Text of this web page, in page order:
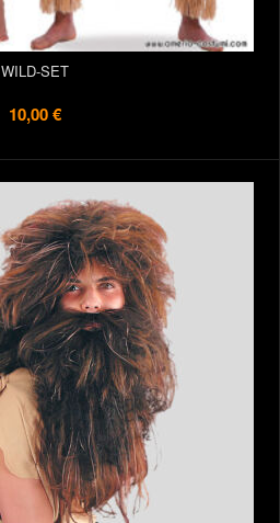
WILD-SET
10,00 €